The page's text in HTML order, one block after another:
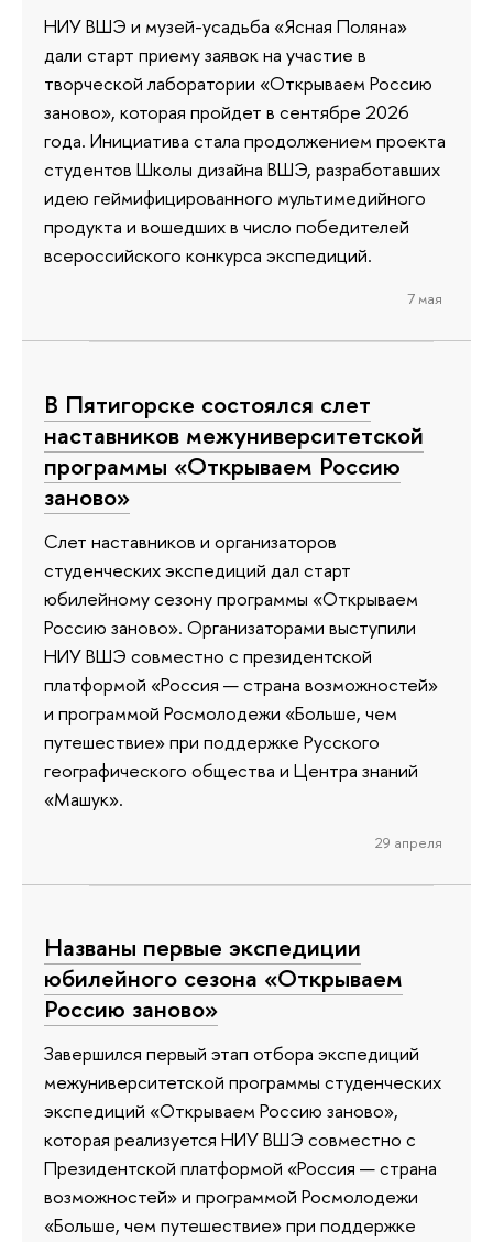
НИУ ВШЭ и музей-усадьба «Ясная Поляна»
дали старт приему заявок на участие в
творческой лаборатории «Открываем Россию
заново», которая пройдет в сентябре 2026
года. Инициатива стала продолжением проекта
студентов Школы дизайна ВШЭ, разработавших
идею геймифицированного мультимедийного
продукта и вошедших в число победителей
всероссийского конкурса экспедиций.
7 мая
В Пятигорске состоялся слет
наставников межуниверситетской
программы «Открываем Россию
заново»
Слет наставников и организаторов
студенческих экспедиций дал старт
юбилейному сезону программы «Открываем
Россию заново». Организаторами выступили
НИУ ВШЭ совместно с президентской
платформой «Россия — страна возможностей»
и программой Росмолодежи «Больше, чем
путешествие» при поддержке Русского
географического общества и Центра знаний
«Машук».
29 апреля
Названы первые экспедиции
юбилейного сезона «Открываем
Россию заново»
Завершился первый этап отбора экспедиций
межуниверситетской программы студенческих
экспедиций «Открываем Россию заново»,
которая реализуется НИУ ВШЭ совместно с
Президентской платформой «Россия — страна
возможностей» и программой Росмолодежи
«Больше, чем путешествие» при поддержке